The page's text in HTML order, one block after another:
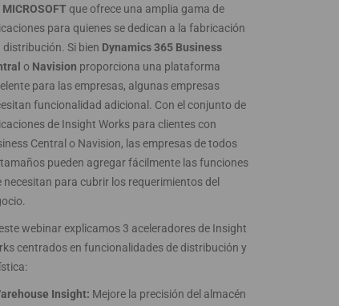
MICROSOFT que ofrece una amplia gama de
para quienes se dedican a la fabricación
distribución. Si bien Dynamics 365 Business
o Navision proporciona una plataforma
para las empresas, algunas empresas
funcionalidad adicional. Con el conjunto de
de Insight Works para clientes con
Central o Navision, las empresas de todos
tamaños pueden agregar fácilmente las funciones
necesitan para cubrir los requerimientos del
webinar explicamos 3 aceleradores de Insight
centrados en funcionalidades de distribución y
Insight: Mejore la precisión del almacén